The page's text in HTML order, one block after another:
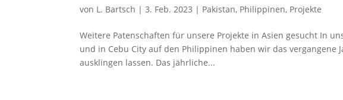
von L. Bartsch |3. Feb. 2023 | Pakistan, Philippinen, Projekte
Weitere Patenschaften für unsere Projekte in Asien gesucht In
und in Cebu City auf den Philippinen haben wir das vergangene
ausklingen lassen. Das jährliche...